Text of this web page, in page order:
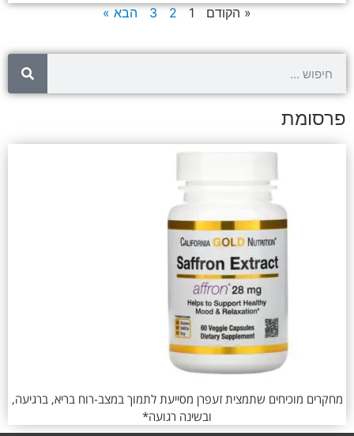
« הקודם 1
2
3 הבא »
פרסומת
מחקרים מוכיחים שתמצית זעפרן מסייעת לתמוך במצב-רוח בריא, ברגיעה,
ובשינה רגועה*